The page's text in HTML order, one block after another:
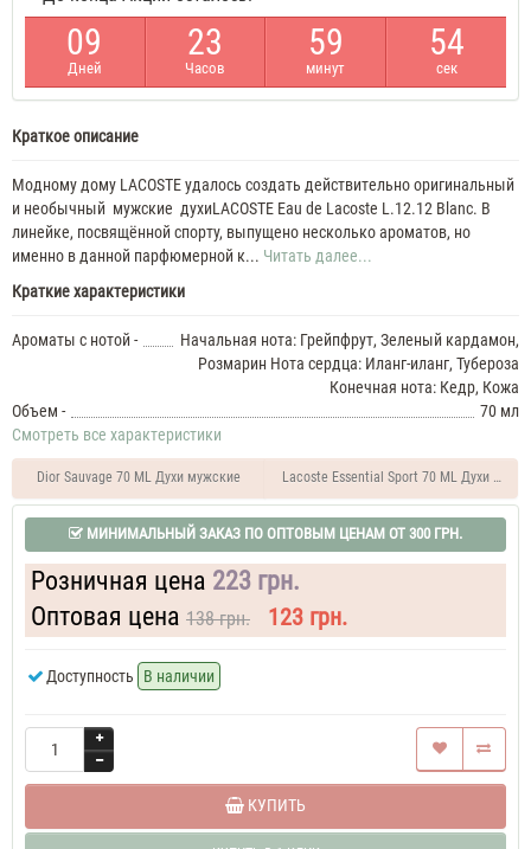
Blanc
Духи
L.12.12
37
ML
Духи
мужские
L.12.12
Духи
MLLacoste
L.12.12
Blanc
ML
Парфюм
мужскойLacoste
L.12.12
Blanc
70
Духи
Lacoste
L.12.12
Blanc
ML
09
Дней
23
Часов
59
минут
54
сек
Краткое описание
Модному дому LACOSTE удалось создать действительно оригинальный
и необычный мужские духиLACOSTE Eau de Lacoste L.12.12 Blanc. В
линейке, посвящённой спорту, выпущено несколько ароматов, но
именно в данной парфюмерной к... Читать далее...
Краткие характеристики
Ароматы с нотой -
Начальная нота: Грейпфрут, Зеленый кардамон,
Розмарин Нота сердца: Иланг-иланг, Тубероза
Конечная нота: Кедр, Кожа
Объем -
70 мл
Смотреть все характеристики
Dior Sauvage 70 ML Духи мужские Lacoste Essential Sport 70 ML Духи
МИНИМАЛЬНЫЙ ЗАКАЗ ПО ОПТОВЫМ ЦЕНАМ ОТ 300 ГРН.
Розничная цена 223 грн.
Оптовая цена 138 грн. 123 грн.
Доступность В наличии
КУПИТЬ